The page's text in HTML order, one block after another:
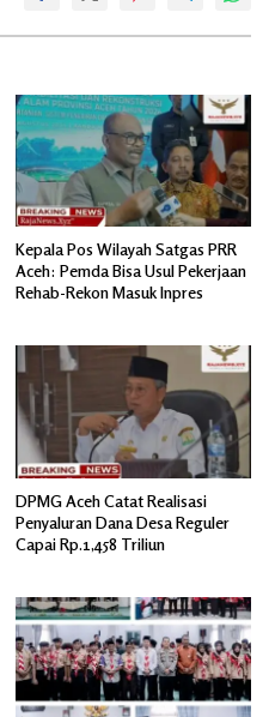
Kepala Pos Wilayah Satgas PRR
Aceh: Pemda Bisa Usul Pekerjaan
Rehab-Rekon Masuk Inpres
DPMG Aceh Catat Realisasi
Penyaluran Dana Desa Reguler
Capai Rp.1,458 Triliun